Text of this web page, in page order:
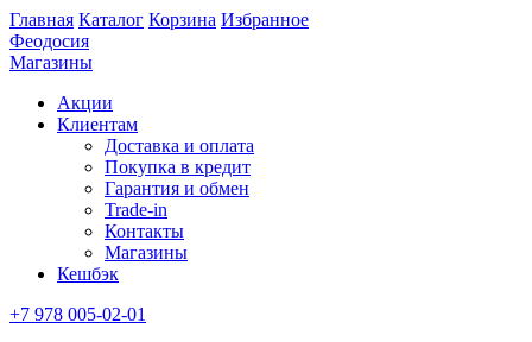
Главная Каталог Корзина Избранное
Феодосия
Магазины
Акции
Клиентам
Доставка и оплата
Покупка в кредит
Гарантия и обмен
Trade-in
Контакты
Магазины
Кешбэк
+7 978 005-02-01